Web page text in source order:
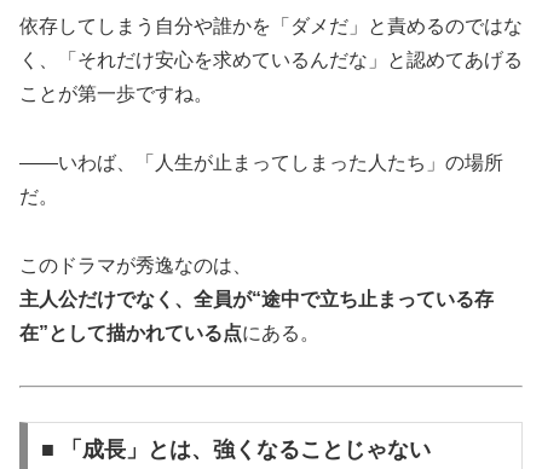
依存してしまう自分や誰かを「ダメだ」と責めるのではな
く、「それだけ安心を求めているんだな」と認めてあげる
ことが第一歩ですね。
――いわば、「人生が止まってしまった人たち」の場所
だ。
このドラマが秀逸なのは、
主人公だけでなく、全員が“途中で立ち止まっている存
在”として描かれている点にある。
■ 「成長」とは、強くなることじゃない